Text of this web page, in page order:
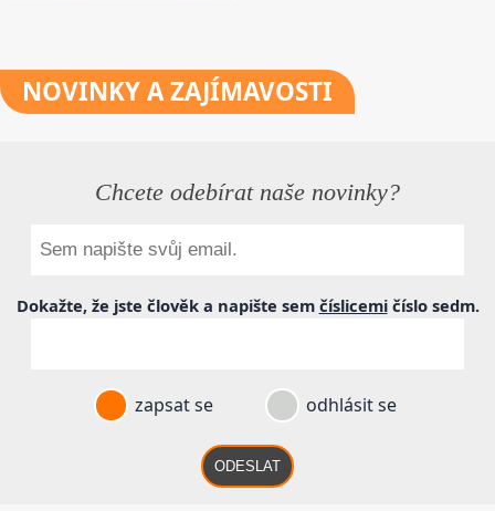
NOVINKYA ZAJÍMAVOSTI
Chcete odebírat naše novinky?
Dokažte, že jste člověk a napište sem číslicemičíslo sedm.
zapsat se odhlásit se
ODESLAT